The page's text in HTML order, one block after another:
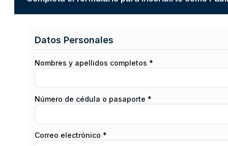
Datos Personales
Nombres y apellidos completos *
Número de cédula o pasaporte *
Correo electrónico *